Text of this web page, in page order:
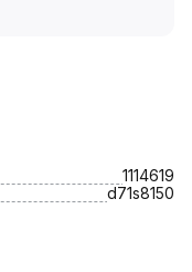
1114619
d71s8150